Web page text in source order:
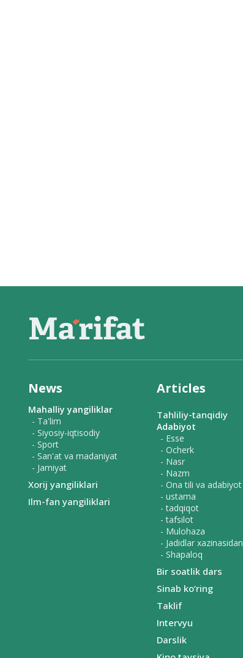
News
Mahalliy yangiliklar
- Ta'lim
- Siyosiy-iqtisodiy
- Sport
- San'at va madaniyat
- Jamiyat
Xorij yangiliklari
Ilm-fan yangiliklari
Articles
Tahliliy-tanqidiy
Adabiyot
- Esse
- Ocherk
- Nasr
- Nazm
- Ona tili va adabiyot
- ustama
- tadqiqot
- tafsilot
- Mulohaza
- Jadidlar xazinasidan
- Shapaloq
Bir soatlik dars
Sinab ko‘ring
Taklif
Intervyu
Darslik